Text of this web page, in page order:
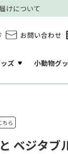
けについて
お問い合わせ
ズ 小動物グ
ちら
ベジタブ